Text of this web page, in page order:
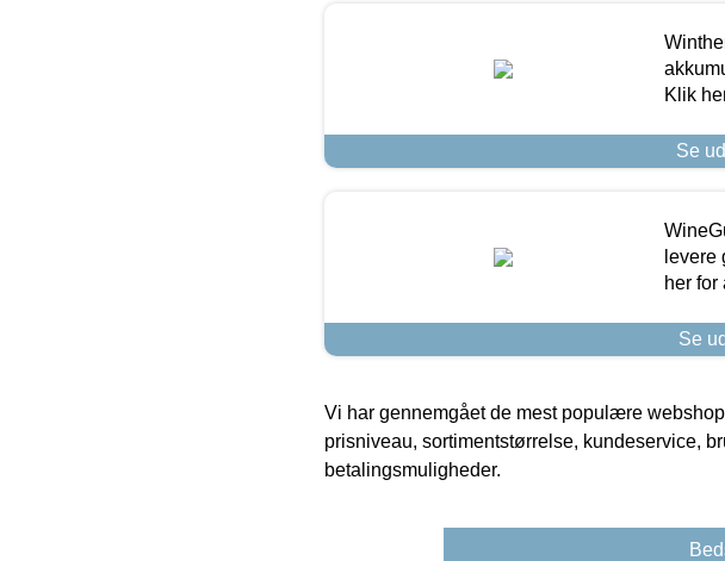
Klik
Se
levere
her for
Se
Vi har gennemgået de mest populære
prisniveau, sortimentstørrelse, kundeservice,
betalingsmuligheder.